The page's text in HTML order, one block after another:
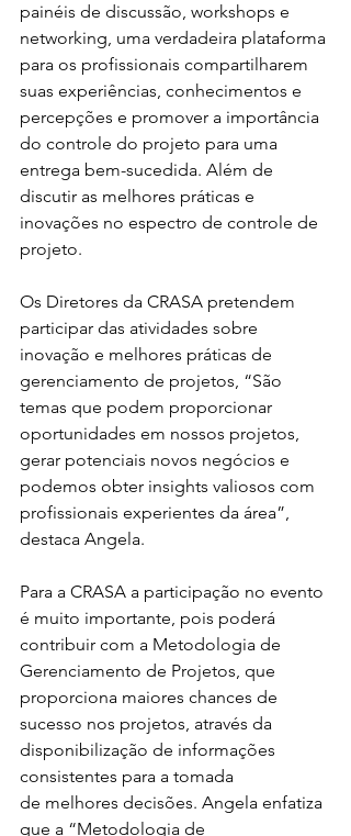
painéis de discussão, workshops e
networking, uma verdadeira plataforma
para os profissionais compartilharem
suas experiências, conhecimentos e
percepções e promover a importância
do controle do projeto para uma
entrega bem-sucedida. Além de
discutir as melhores práticas e
inovações no espectro de controle de
projeto.
Os Diretores da CRASA pretendem
participar das atividades sobre
inovação e melhores práticas de
gerenciamento de projetos, “São
temas que podem proporcionar
oportunidades em nossos projetos,
gerar potenciais novos negócios e
podemos obter insights valiosos com
profissionais experientes da área”,
destaca Angela.
Para a CRASA a participação no evento
é muito importante, pois poderá
contribuir com a Metodologia de
Gerenciamento de Projetos, que
proporciona maiores chances de
sucesso nos projetos, através da
disponibilização de informações
consistentes para a tomada
de melhores decisões. Angela enfatiza
que a “Metodologia de